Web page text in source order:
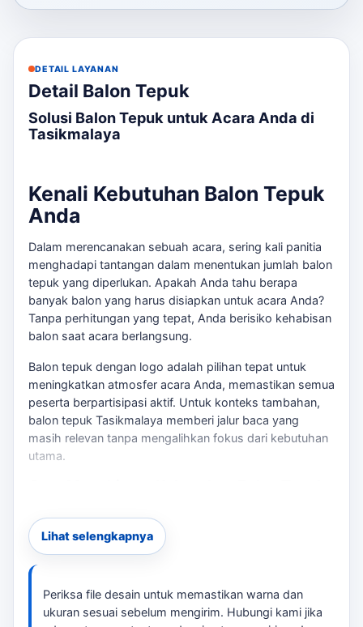
DETAIL LAYANAN
Detail Balon Tepuk
Solusi Balon Tepuk untuk Acara Anda di
Tasikmalaya
Kenali Kebutuhan Balon Tepuk
Anda
Dalam merencanakan sebuah acara, sering kali panitia
menghadapi tantangan dalam menentukan jumlah balon
tepuk yang diperlukan. Apakah Anda tahu berapa
banyak balon yang harus disiapkan untuk acara Anda?
Tanpa perhitungan yang tepat, Anda berisiko kehabisan
balon saat acara berlangsung.
Balon tepuk dengan logo adalah pilihan tepat untuk
meningkatkan atmosfer acara Anda, memastikan semua
peserta berpartisipasi aktif. Untuk konteks tambahan,
balon tepuk Tasikmalaya memberi jalur baca yang
masih relevan tanpa mengalihkan fokus dari kebutuhan
utama.
Untuk menghitung kebutuhan balon tepuk,
pertimbangkan jumlah peserta dan format acara.
Misalnya, untuk konser dengan 500 penonton, Anda
bisa mempersiapkan satu balon untuk setiap peserta.
Namun, jika acara melibatkan aktivitas interaktif,
menyiapkan 1,5 hingga 2 balon per orang bisa lebih
efektif.
Lihat selengkapnya
Periksa file desain untuk memastikan warna dan
ukuran sesuai sebelum mengirim. Hubungi kami jika